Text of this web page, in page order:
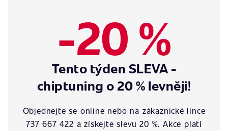
-20 %
Tento týden SLEVA -
chiptuning o 20 % levněji!
Objednejte se online nebo na zákaznické lince
737 667 422 a získejte slevu 20 %. Akce platí